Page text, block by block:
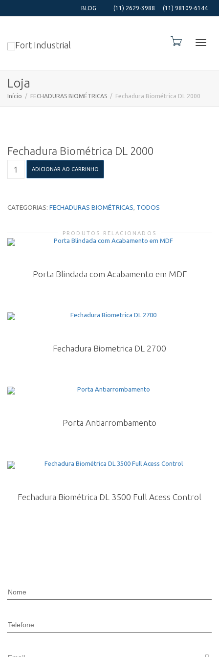
BLOG (11) 2629-3988 (11) 98109-6144
Loja
Início FECHADURAS BIOMÉTRICAS Fechadura Biométrica DL 2000
Fechadura Biométrica DL 2000
Biométrica
quantidade
ADICIONAR AO CARRINHO
CATEGORIAS: FECHADURAS BIOMÉTRICAS, TODOS
PRODUTOS RELACIONADOS
Porta Blindada com Acabamento em MDF
Fechadura Biometrica DL 2700
Porta Antiarrombamento
Fechadura Biométrica DL 3500 Full Acess Control
Nome
Telefone